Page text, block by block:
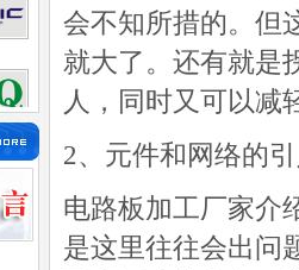
会不知所措的。但
就大了。还有就是
人，同时又可以减
2、元件和网络的
电路板加工厂家介
是这里往往会出问